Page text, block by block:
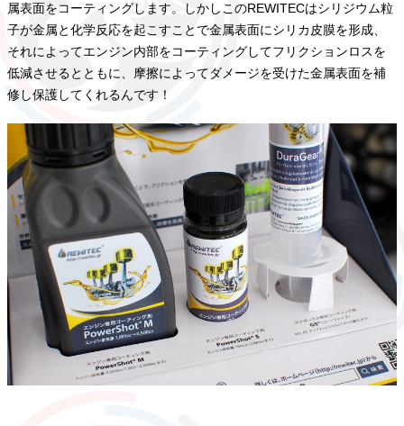
属表面をコーティングします。しかしこのREWITECはシリジウム粒
子が金属と化学反応を起こすことで金属表面にシリカ皮膜を形成、
それによってエンジン内部をコーティングしてフリクションロスを
低減させるとともに、摩擦によってダメージを受けた金属表面を補
修し保護してくれるんです！